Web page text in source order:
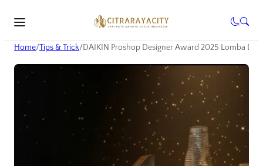
Home/Tips & Trick/DAIKIN Proshop Designer Award 2025 Lomba